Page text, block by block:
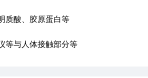
质酸、胶原蛋白等
等与人体接触部分等